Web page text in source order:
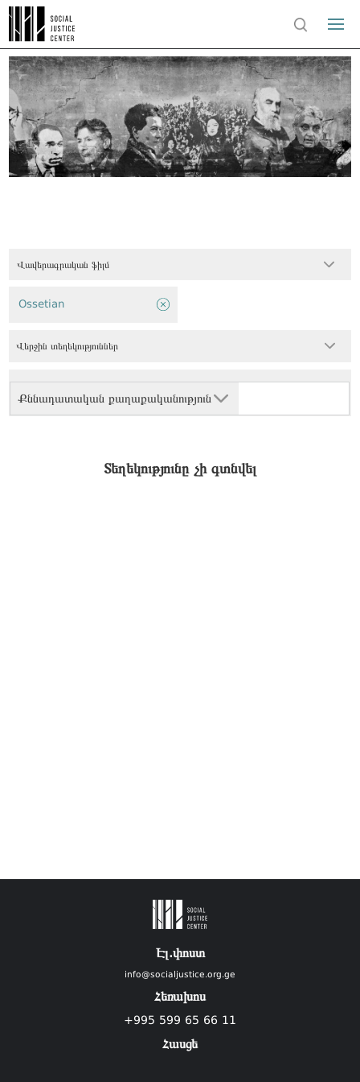
Վավերագրական ֆիլմ
Քննադատական քաղաքականություն
Ossetian
Վերջին տեղեկություններ
Տեղեկությունը չի գտնվել
Էլ.փոստ
info@socialjustice.org.ge
Հեռախոս
+995 599 65 66 11
Հասցե